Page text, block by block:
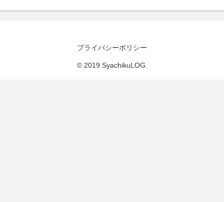
プライバシーポリシー
© 2019 SyachikuLOG.